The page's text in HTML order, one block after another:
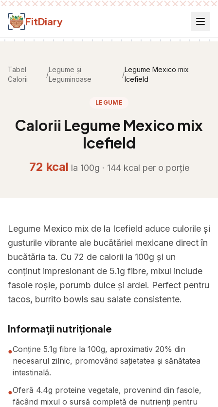
Salt la conținut
FitDiary
Tabel
Calorii
/
Legume și
Leguminoase
/
Legume Mexico mix
Icefield
LEGUME
Calorii Legume Mexico mix
Icefield
72 kcal la 100g · 144kcal per o porție
Legume Mexico mix de la Icefield aduce culorile și
gusturile vibrante ale bucătăriei mexicane direct în
bucătăria ta. Cu 72 de calorii la 100g și un
conținut impresionant de 5.1g fibre, mixul include
fasole roșie, porumb dulce și ardei. Perfect pentru
tacos, burrito bowls sau salate consistente.
Informații nutriționale
●Conține 5.1g fibre la 100g, aproximativ 20% din
necesarul zilnic, promovând sațietatea și sănătatea
intestinală.
●Oferă 4.4g proteine vegetale, provenind din fasole,
făcând mixul o sursă completă de nutrienți pentru